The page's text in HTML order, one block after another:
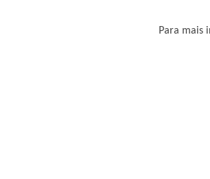
Para mais